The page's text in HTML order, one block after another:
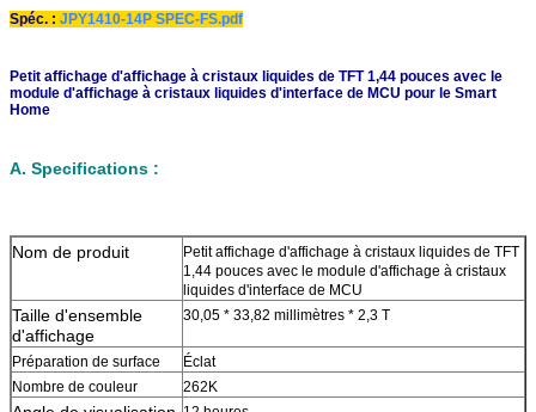
Spéc. : JPY1410-14P SPEC-FS.pdf
Petit affichage d'affichage à cristaux liquides de TFT 1,44 pouces avec le
module d'affichage à cristaux liquides d'interface de MCU pour le Smart
Home
A. Specifications :
Nom de produit
Petit affichage d'affichage à cristaux liquides de TFT
1,44 pouces avec le module d'affichage à cristaux
liquides d'interface de MCU
Taille d'ensemble
d'affichage
30,05 * 33,82 millimètres * 2,3 T
Préparation de surface
Éclat
Nombre de couleur
262K